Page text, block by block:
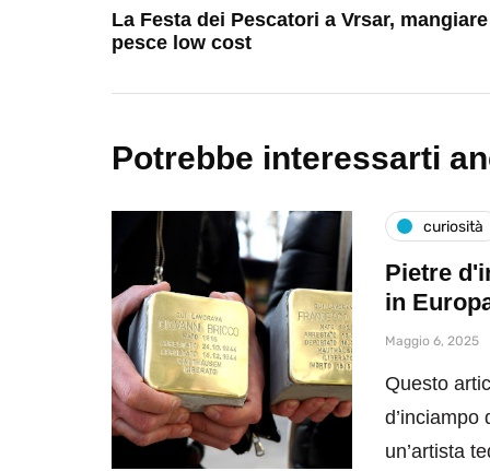
La Festa dei Pescatori a Vrsar, mangiare
pesce low cost
Potrebbe interessarti
curiosità
Pietre
in
Maggio 6, 2025
Questo
d’inciampo
un’artista